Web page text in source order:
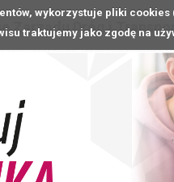
wykorzystuje pliki
traktujemy jako zgodę na
Zarządu Dróg i